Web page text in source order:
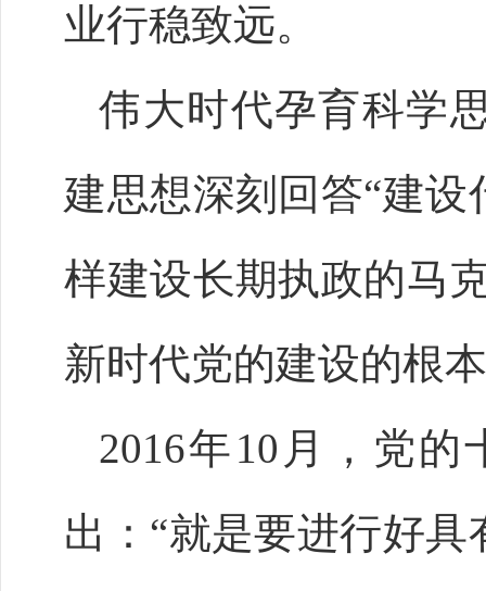
业行稳致远。
伟大时代孕育科学
建思想深刻回答“建
样建设长期执政的马
新时代党的建设的根
2016年10月，党
出：“就是要进行好